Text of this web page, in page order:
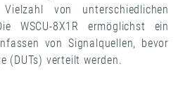
von unterschiedlichen
WSCU-8X1R ermöglichst ein
von Signalquellen, bevor
(DUTs) verteilt werden.